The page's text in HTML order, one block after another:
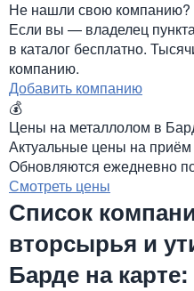
Не нашли свою компанию?
Если вы — владелец
в каталог бесплатно.
компанию.
Добавить компанию
💰
Цены на металлолом в
Актуальные цены на приём
Обновляются ежедневно
Смотреть цены
Список
вторсырья и
Барде на карте: